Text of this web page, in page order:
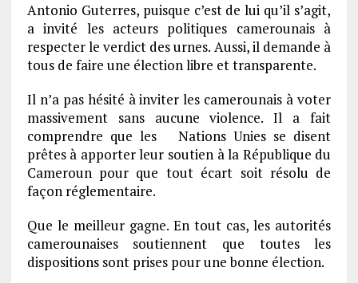
Antonio Guterres, puisque c’est de lui qu’il s’agit,
a invité les acteurs politiques camerounais à
respecter le verdict des urnes. Aussi, il demande à
tous de faire une élection libre et transparente.
Il n’a pas hésité à inviter les camerounais à voter
massivement sans aucune violence. Il a fait
comprendre que les Nations Unies se disent
prêtes à apporter leur soutien à la République du
Cameroun pour que tout écart soit résolu de
façon réglementaire.
Que le meilleur gagne. En tout cas, les autorités
camerounaises soutiennent que toutes les
dispositions sont prises pour une bonne élection.